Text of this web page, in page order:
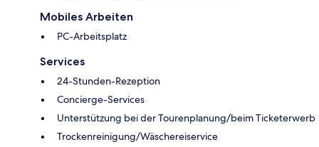
Mobiles Arbeiten
PC-Arbeitsplatz
Services
24-Stunden-Rezeption
Concierge-Services
Unterstützung bei der Tourenplanung/beim Ticketerwerb
Trockenreinigung/Wäschereiservice